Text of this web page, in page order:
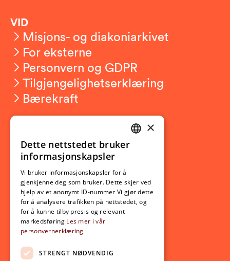
VID
Misjons- og diakoniarkivet
For eksterne
Personvern og GDPR
Tilgjengelighetserklæring
Bærekraft
Ny student
Utveksling
Opptak
Lov- og regelverk
Aktuelt
Nyheter
Arrangementer
NORWEGIAN
×
Dette nettstedet bruker
informasjonskapsler
Vi bruker informasjonskapsler for å
gjenkjenne deg som bruker. Dette skjer ved
hjelp av et anonymt ID-nummer Vi gjør dette
for å analysere trafikken på nettstedet, og
for å kunne tilby presis og relevant
markedsføring Les mer i vår
personvernerklæring
STRENGT NØDVENDIG